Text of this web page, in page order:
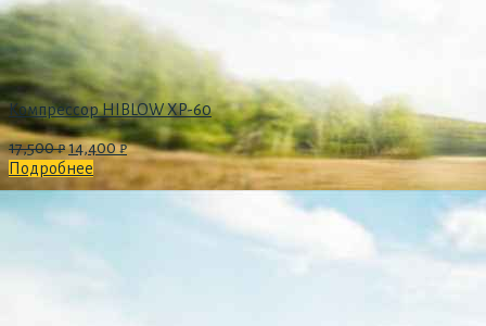
Компрессор HIBLOW XP-60
17,500₽14,400₽
Подробнее